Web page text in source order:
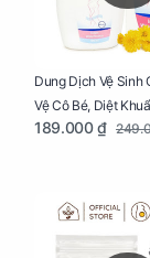
Dung Dịch Vệ Sinh
Vệ Cô Bé, Diệt
Bầu Chai 100ml
189.000 ₫